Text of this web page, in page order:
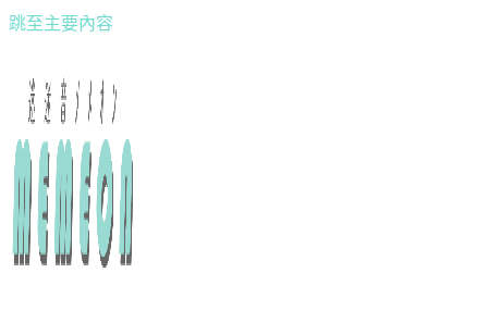
跳至主要內容